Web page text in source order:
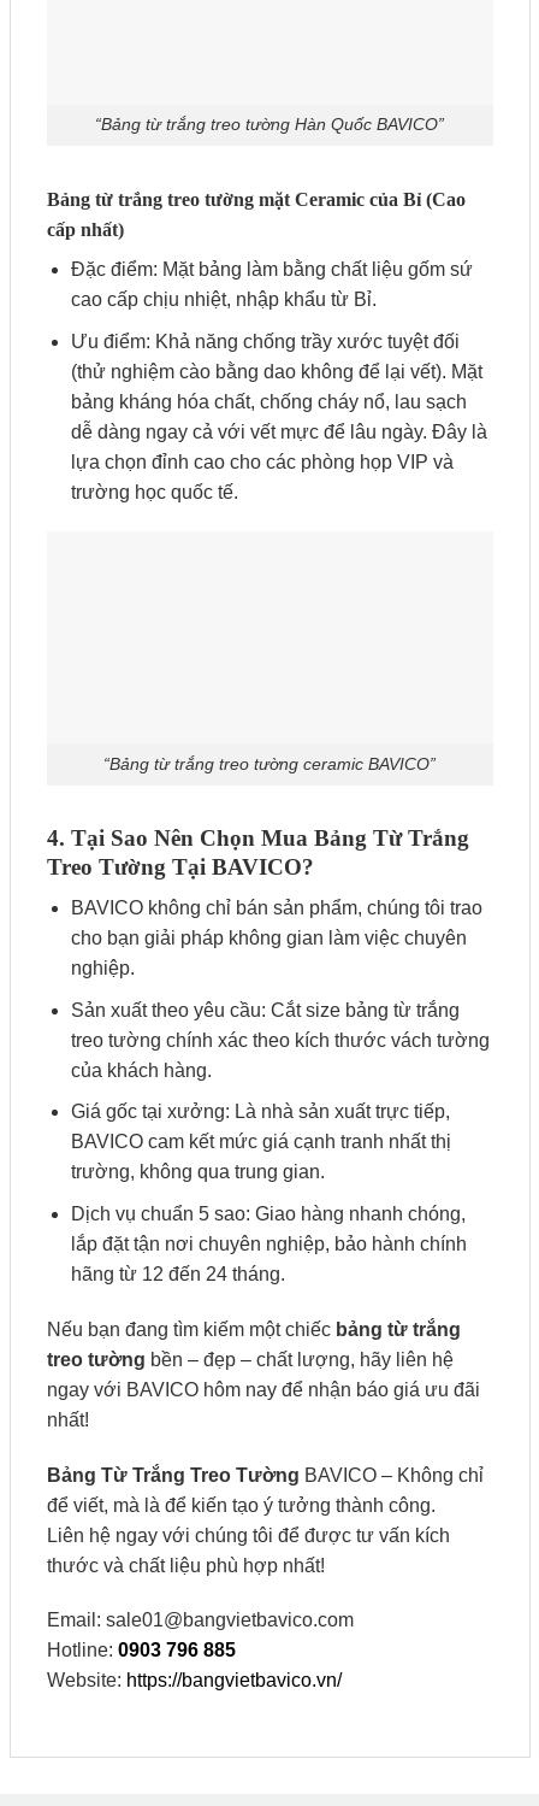
“Bảng từ trắng treo tường Hàn Quốc BAVICO”
Bảng từ trắng treo tường mặt Ceramic của Bỉ (Cao
cấp nhất)
Đặc điểm: Mặt bảng làm bằng chất liệu gốm sứ
cao cấp chịu nhiệt, nhập khẩu từ Bỉ.
Ưu điểm: Khả năng chống trầy xước tuyệt đối
(thử nghiệm cào bằng dao không để lại vết). Mặt
bảng kháng hóa chất, chống cháy nổ, lau sạch
dễ dàng ngay cả với vết mực để lâu ngày. Đây là
lựa chọn đỉnh cao cho các phòng họp VIP và
trường học quốc tế.
“Bảng từ trắng treo tường ceramic BAVICO”
4. Tại Sao Nên Chọn Mua Bảng Từ Trắng
Treo Tường Tại BAVICO?
BAVICO không chỉ bán sản phẩm, chúng tôi trao
cho bạn giải pháp không gian làm việc chuyên
nghiệp.
Sản xuất theo yêu cầu: Cắt size bảng từ trắng
treo tường chính xác theo kích thước vách tường
của khách hàng.
Giá gốc tại xưởng: Là nhà sản xuất trực tiếp,
BAVICO cam kết mức giá cạnh tranh nhất thị
trường, không qua trung gian.
Dịch vụ chuẩn 5 sao: Giao hàng nhanh chóng,
lắp đặt tận nơi chuyên nghiệp, bảo hành chính
hãng từ 12 đến 24 tháng.
Nếu bạn đang tìm kiếm một chiếc bảng từ trắng
treo tường bền – đẹp – chất lượng, hãy liên hệ
ngay với BAVICO hôm nay để nhận báo giá ưu đãi
nhất!
Bảng Từ Trắng Treo Tường BAVICO – Không chỉ
để viết, mà là để kiến tạo ý tưởng thành công.
Liên hệ ngay với chúng tôi để được tư vấn kích
thước và chất liệu phù hợp nhất!
Email: sale01@bangvietbavico.com
Hotline: 0903 796 885
Website: https://bangvietbavico.vn/